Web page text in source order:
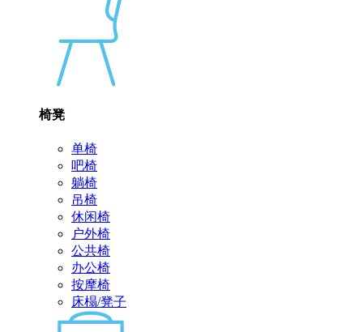
椅凳
单椅
吧椅
躺椅
吊椅
休闲椅
户外椅
公共椅
办公椅
按摩椅
床榻/凳子